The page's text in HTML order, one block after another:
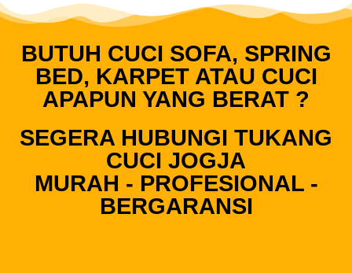
BUTUH CUCI SOFA, SPRING
BED, KARPET ATAU CUCI
APAPUN YANG BERAT ?
SEGERA HUBUNGI TUKANG
CUCI JOGJA
MURAH - PROFESIONAL -
BERGARANSI